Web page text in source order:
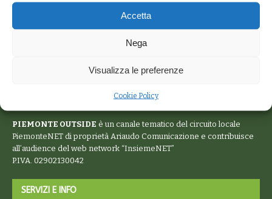
Accetta
Nega
Visualizza le preferenze
Cookie Policy
PIEMONTE OUTSIDE è un canale tematico del circuito locale
PiemonteNET di proprietà Ariaudo Comunicazione e contribuisce
all’audience del web network “InsiemeNET”
P.IVA. 02902130042
SERVIZI E INFO